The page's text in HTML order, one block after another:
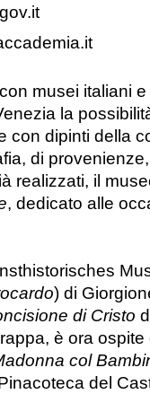
musei italiani
la
con dipinti della
di
realizzati, il
, dedicato alle
) di
di Cristo
è ora ospite
col
del